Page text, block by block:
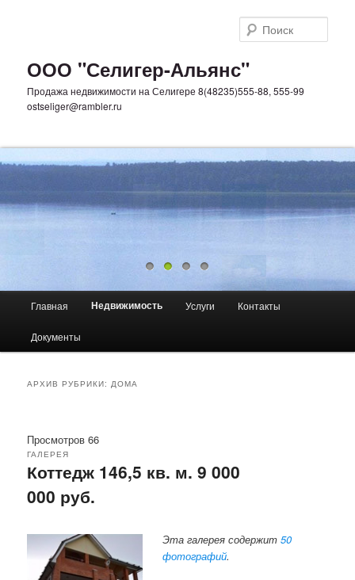
ООО "Селигер-Альянс"
Продажа недвижимости на Селигере 8(48235)555-88, 555-99
ostseliger@rambler.ru
Перейти к основному содержимому
Перейти к дополнительному содержимому
Главная Недвижимость Услуги Контакты
Документы
АРХИВ РУБРИКИ:ДОМА
Просмотров 66
Коттедж 146,5 кв. м. 9 000
000 руб.
ГАЛЕРЕЯ
Эта галерея содержит50
фотографий.